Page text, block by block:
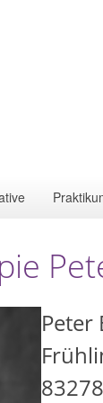
Peter
83278